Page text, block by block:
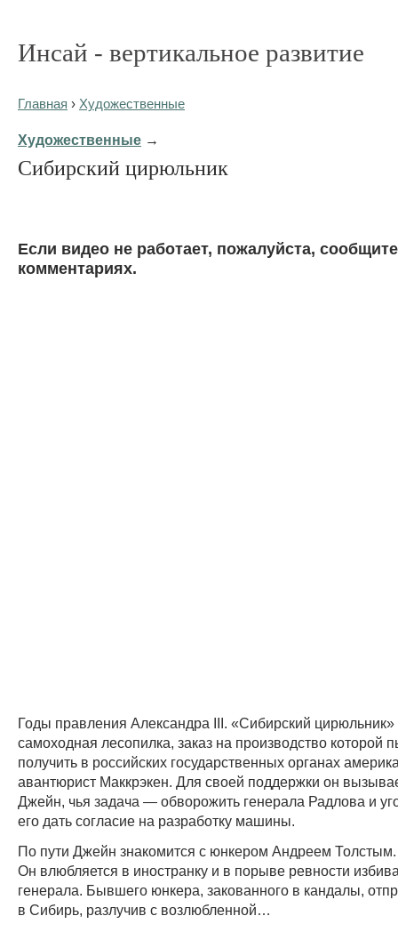
Инсай - вертикальное развитие
Главная › Художественные
Художественные →
Сибирский цирюльник
Eсли видео не работает, пожалуйста,
комментариях.
Годы правления Александра III. «Сибирский
самоходная лесопилка, заказ на производство которой
получить в российских государственных органах
авантюрист Маккрэкен. Для своей поддержки он
Джейн, чья задача — обворожить генерала Радлова и
его дать согласие на разработку машины.
По пути Джейн знакомится с юнкером Андреем Толстым.
Он влюбляется в иностранку и в порыве ревности
генерала. Бывшего юнкера, закованного в кандалы,
в Сибирь, разлучив с возлюбленной…